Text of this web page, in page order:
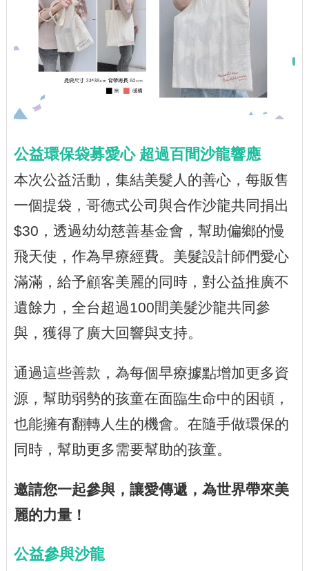
公益環保袋募愛心 超過百間沙龍響應
本次公益活動，集結美髮人的善心，每販售
一個提袋，哥德式公司與合作沙龍共同捐出
$30，透過幼幼慈善基金會，幫助偏鄉的慢
飛天使，作為早療經費。美髮設計師們愛心
滿滿，給予顧客美麗的同時，對公益推廣不
遺餘力，全台超過100間美髮沙龍共同參
與，獲得了廣大回響與支持。
通過這些善款，為每個早療據點增加更多資
源，幫助弱勢的孩童在面臨生命中的困頓，
也能擁有翻轉人生的機會。在隨手做環保的
同時，幫助更多需要幫助的孩童。
邀請您一起參與，讓愛傳遞，為世界帶來美
麗的力量！
公益參與沙龍